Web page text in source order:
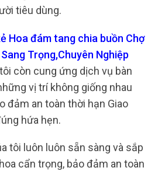
tiêu dùng.
Hoa đám tang chia buồn Chợ
Trọng,Chuyên Nghiệp
còn cung ứng dịch vụ bàn
vị trí không giống nhau
đảm an toàn thời hạn Giao
hứa hẹn.
tôi luôn luôn sẵn sàng và sắp
cẩn trọng, bảo đảm an toàn